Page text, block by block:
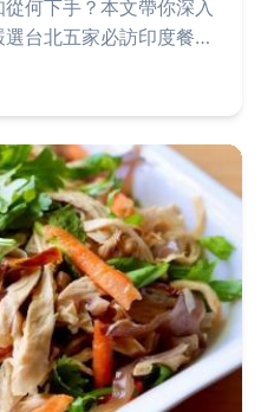
何下手？本文帶你深入
台北五家必訪印度餐
次掌握。